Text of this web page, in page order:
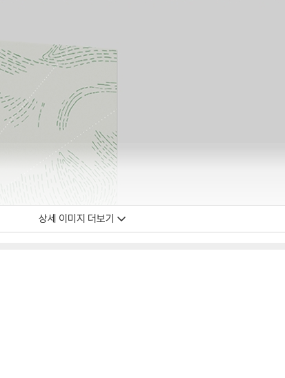
상세 이미지 더보기